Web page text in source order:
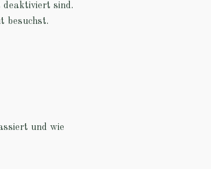
deaktiviert sind.
besuchst.
und wie